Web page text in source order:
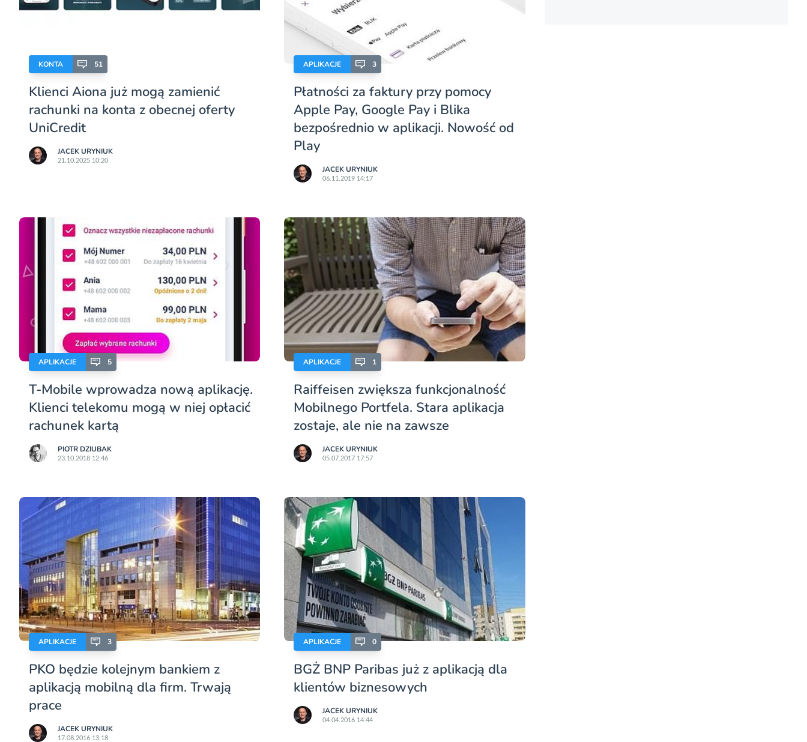
KONTA 51
Klienci Aiona już mogą zamienić
rachunki na konta z obecnej oferty
UniCredit
JACEK URYNIUK
21.10.2025 10:20
APLIKACJE 3
Płatności za faktury przy pomocy
Apple Pay, Google Pay i Blika
bezpośrednio w aplikacji. Nowość od
Play
JACEK URYNIUK
06.11.2019 14:17
APLIKACJE 5
T-Mobile wprowadza nową aplikację.
Klienci telekomu mogą w niej opłacić
rachunek kartą
PIOTR DZIUBAK
23.10.2018 12:46
APLIKACJE 1
Raiffeisen zwiększa funkcjonalność
Mobilnego Portfela. Stara aplikacja
zostaje, ale nie na zawsze
JACEK URYNIUK
05.07.2017 17:57
APLIKACJE 3
PKO będzie kolejnym bankiem z
aplikacją mobilną dla firm. Trwają
prace
JACEK URYNIUK
17.08.2016 13:18
APLIKACJE 0
BGŻ BNP Paribas już z aplikacją dla
klientów biznesowych
JACEK URYNIUK
04.04.2016 14:44